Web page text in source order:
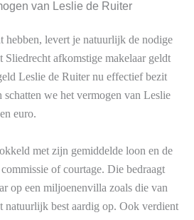
van Leslie de Ruiter
hebben, levert je natuurlijk de nodige
afkomstige makelaar geldt
Leslie de Ruiter nu effectief bezit
we het vermogen van Leslie
euro.
met zijn gemiddelde loon en de
of courtage. Die bedraagt
op een miljoenenvilla zoals die van
natuurlijk best aardig op. Ook verdient